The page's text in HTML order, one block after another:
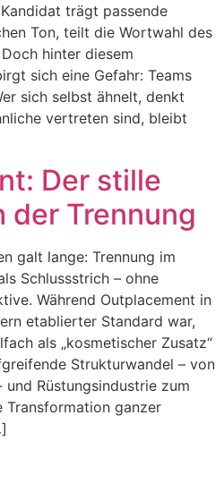
trägt passende
Ton, teilt die Wortwahl des
Doch hinter diesem
sich eine Gefahr: Teams
sich selbst ähnelt, denkt
vertreten sind, bleibt
Der stille
der Trennung
galt lange: Trennung im
Schlussstrich – ohne
Während Outplacement in
etablierter Standard war,
als „kosmetischer Zusatz“
Strukturwandel – von
Rüstungsindustrie zum
Transformation ganzer